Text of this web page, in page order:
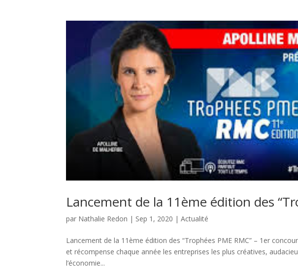
Lancement de la 11ème édition des
par Nathalie Redon | Sep 1, 2020 |Actualité
Lancement de la 11ème édition des “Trophées PME RMC” – 1er
et récompense chaque année les entreprises les plus créatives,
l’économie...